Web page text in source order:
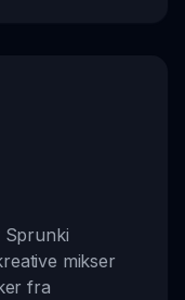
Sprunki
mikser
fra